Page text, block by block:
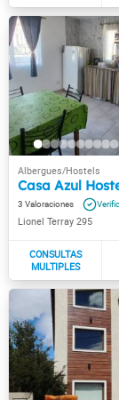
Casa Azul
3
Lionel Terray 295